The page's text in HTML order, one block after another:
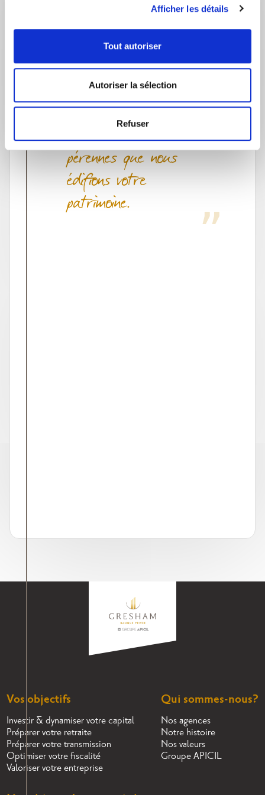
Afficher les détails
Tout autoriser
Autoriser la sélection
Refuser
Privée de Bordeaux et Bayonne
Pascal COUROUGE
C’est sur des valeurs
pérennes que nous
édifions votre
patrimoine.
Vos objectifs
Investir & dynamiser votre capital
Préparer votre retraite
Préparer votre transmission
Optimiser votre fiscalité
Valoriser votre entreprise
Qui sommes-nous?
Nos agences
Notre histoire
Nos valeurs
Groupe APICIL